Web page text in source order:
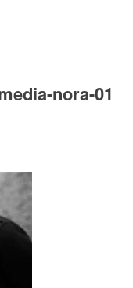
nora-01